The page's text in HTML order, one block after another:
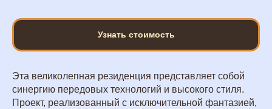
Узнать стоимость
Эта великолепная резиденция представляет собой
синергию передовых технологий и высокого стиля.
Проект, реализованный с исключительной фантазией,